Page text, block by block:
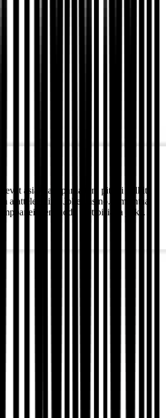
asiakkaat parhaiten, pitäisi palkita
ajattelee niin! Jokercasino.com antaa
luoda tuottoisia ja jatk…